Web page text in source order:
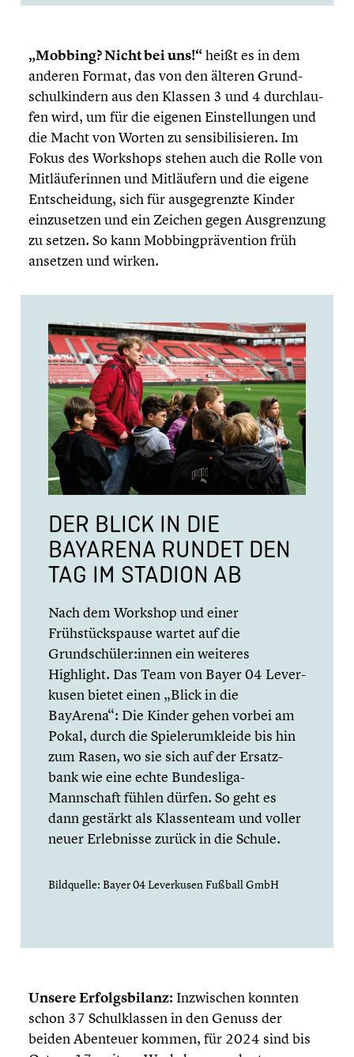
„Mobbing? Nicht bei uns!“heißt es in dem
anderen Format, das von den älteren Grund­
schul­kin­dern aus den Klassen 3 und 4 durch­lau­
fen wird, um für die eigenen Einstel­lun­gen und
die Macht von Worten zu sensi­bi­li­sie­ren. Im
Fokus des Workshops stehen auch die Rolle von
Mitläu­fe­rin­nen und Mitläu­fern und die eigene
Entschei­dung, sich für ausge­grenzte Kinder
einzu­set­zen und ein Zeichen gegen Ausgren­zung
zu setzen. So kann Mobbing­prä­ven­tion früh
ansetzen und wirken.
DER BLICK IN DIE
BAYARENA RUNDET DEN
TAG IM STADION AB
Nach dem Workshop und einer
Frühstücks­pause wartet auf die
Grundschüler:innen ein weiteres
Highlight. Das Team von Bayer 04 Lever­
ku­sen bietet einen „Blick in die
BayArena“: Die Kinder gehen vorbei am
Pokal, durch die Spieler­um­kleide bis hin
zum Rasen, wo sie sich auf der Ersatz­
bank wie eine echte Bundesliga-
Mannschaft fühlen dürfen. So geht es
dann gestärkt als Klassen­team und voller
neuer Erleb­nisse zurück in die Schule.
Bildquelle: Bayer 04 Lever­ku­sen Fußball GmbH
Unsere Erfolgs­bi­lanz: Inzwi­schen konnten
schon 37 Schul­klas­sen in den Genuss der
beiden Abenteuer kommen, für 2024 sind bis